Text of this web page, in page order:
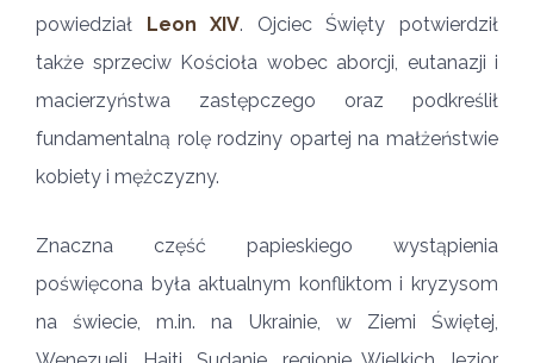
powiedział
Leon XIV. Ojciec Święty potwierdził
także sprzeciw Kościoła wobec aborcji, eutanazji i
macierzyństwa zastępczego oraz podkreślił
fundamentalną rolę rodziny opartej na małżeństwie
kobiety i mężczyzny.
Znaczna część papieskiego wystąpienia
poświęcona była aktualnym konfliktom i kryzysom
na świecie, m.in. na Ukrainie, w Ziemi Świętej,